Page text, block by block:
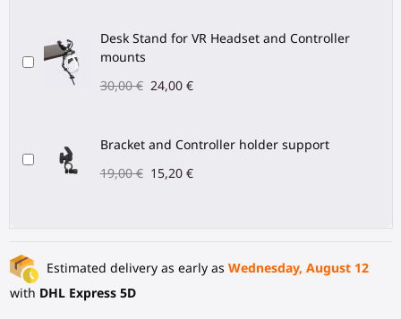
Desk Stand for VR Headset and Controller
mounts
30,00 € 24,00 €
Bracket and Controller holder support
19,00 € 15,20 €
Estimated delivery as early as Wednesday, August 12
with DHL Express 5D